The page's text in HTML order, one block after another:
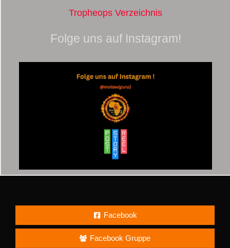
Tropheops Verzeichnis
Folge uns auf Instagram!
Facebook
Facebook Gruppe